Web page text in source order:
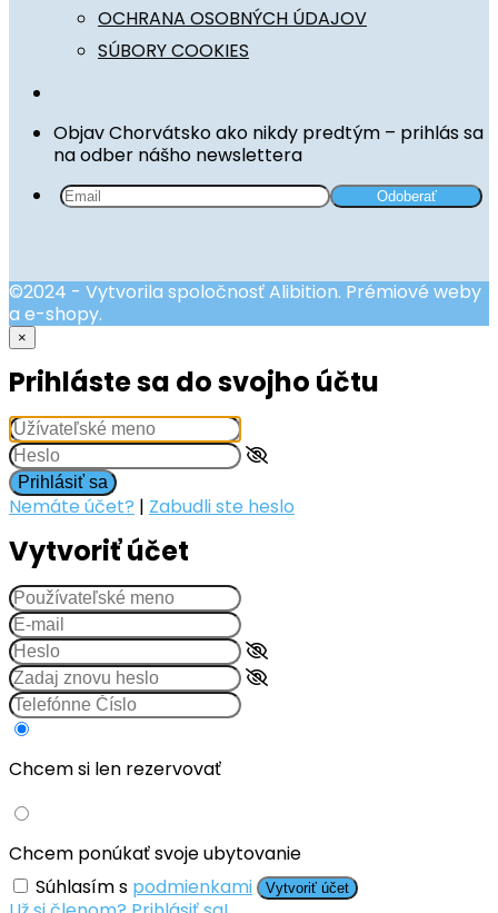
OCHRANA OSOBNÝCH ÚDAJOV
SÚBORY COOKIES
Objav Chorvátsko ako nikdy predtým – prihlás sa
na odber nášho newslettera
©2024 - Vytvorila spoločnosť Alibition. Prémiové weby
a e-shopy.
×
Prihláste sa do svojho účtu
Prihlásiť sa
Nemáte účet? | Zabudli ste heslo
Vytvoriť účet
Chcem si len rezervovať
Chcem ponúkať svoje ubytovanie
Súhlasím s podmienkami Vytvoriť účet